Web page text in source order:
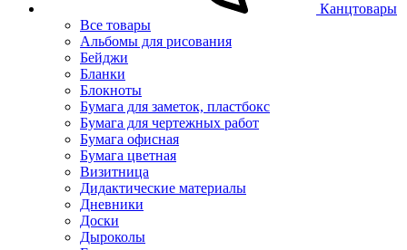
Канцтовары
Все товары
Альбомы для рисования
Бейджи
Бланки
Блокноты
Бумага для заметок, пластбокс
Бумага для чертежных работ
Бумага офисная
Бумага цветная
Визитница
Дидактические материалы
Дневники
Доски
Дыроколы